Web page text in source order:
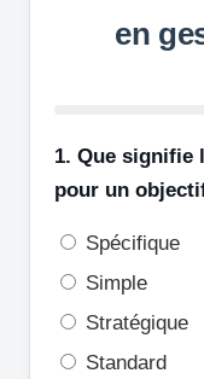
en
1. Que signifie
pour un
Spécifique
Simple
Stratégique
Standard